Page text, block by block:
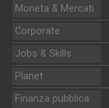
Moneta & Mercati
Corporate
Jobs & Skills
Planet
Finanza pubblica